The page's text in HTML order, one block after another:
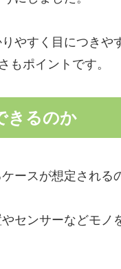
やすく目につき
もポイントです。
きるのか
ースが想定される
センサーなどモ